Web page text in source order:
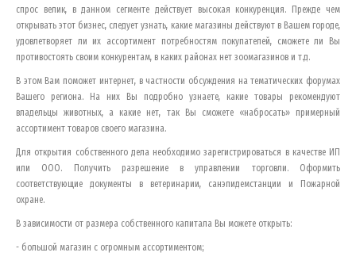
спрос велик, в данном сегменте действует высокая конкуренция. Прежде чем
открывать этот бизнес, следует узнать, какие магазины действуют в Вашем городе,
удовлетворяет ли их ассортимент потребностям покупателей, сможете ли Вы
противостоять своим конкурентам, в каких районах нет зоомагазинов и т.д.
В этом Вам поможет интернет, в частности обсуждения на тематических форумах
Вашего региона. На них Вы подробно узнаете, какие товары рекомендуют
владельцы животных, а какие нет, так Вы сможете «набросать» примерный
ассортимент товаров своего магазина.
Для открытия собственного дела необходимо зарегистрироваться в качестве ИП
или ООО. Получить разрешение в управлении торговли. Оформить
соответствующие документы в ветеринарии, санэпидемстанции и Пожарной
охране.
В зависимости от размера собственного капитала Вы можете открыть:
- большой магазин с огромным ассортиментом;